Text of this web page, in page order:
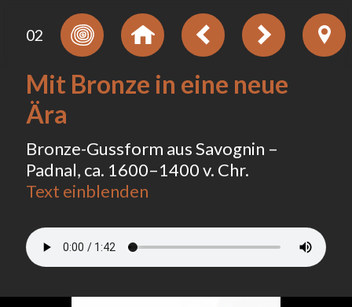
02
Mit Bronze in eine neue
Ära
Bronze-Gussform aus Savognin –
Padnal, ca. 1600–1400 v. Chr.
Text einblenden